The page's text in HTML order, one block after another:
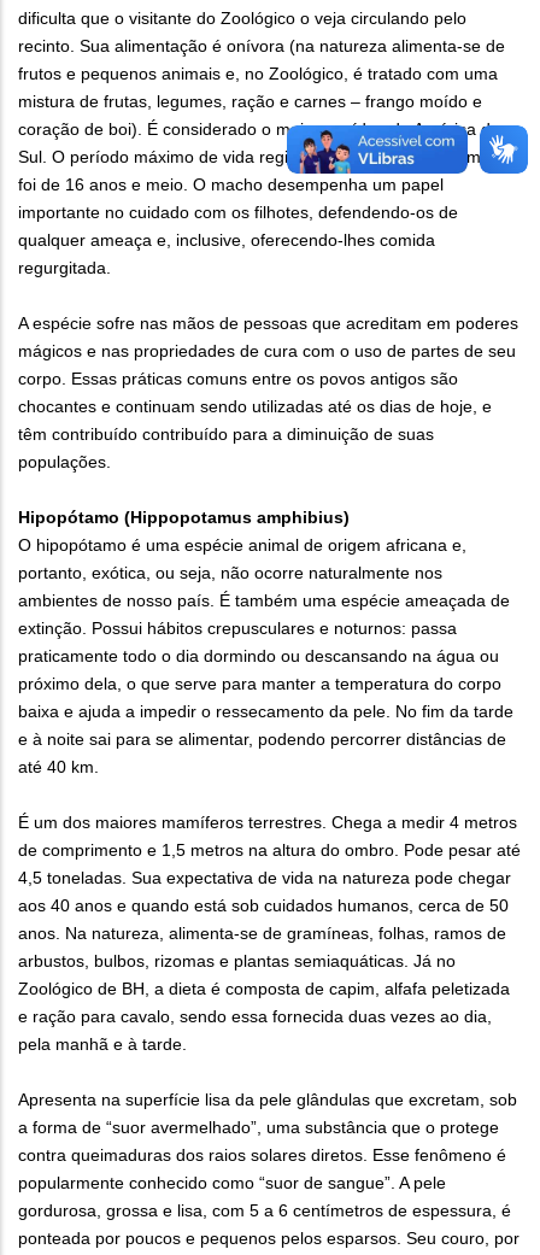
dificulta que o visitante do Zoológico o veja circulando pelo
recinto. Sua alimentação é onívora (na natureza alimenta-se de
frutos e pequenos animais e, no Zoológico, é tratado com uma
mistura de frutas, legumes, ração e carnes – frango moído e
coração de boi). É considerado o maior canídeo da América do
Sul. O período máximo de vida registrado sob cuidados humanos
foi de 16 anos e meio. O macho desempenha um papel
importante no cuidado com os filhotes, defendendo-os de
qualquer ameaça e, inclusive, oferecendo-lhes comida
regurgitada.
A espécie sofre nas mãos de pessoas que acreditam em poderes
mágicos e nas propriedades de cura com o uso de partes de seu
corpo. Essas práticas comuns entre os povos antigos são
chocantes e continuam sendo utilizadas até os dias de hoje, e
têm contribuído contribuído para a diminuição de suas
populações.
Hipopótamo (Hippopotamus amphibius)
O hipopótamo é uma espécie animal de origem africana e,
portanto, exótica, ou seja, não ocorre naturalmente nos
ambientes de nosso país. É também uma espécie ameaçada de
extinção. Possui hábitos crepusculares e noturnos: passa
praticamente todo o dia dormindo ou descansando na água ou
próximo dela, o que serve para manter a temperatura do corpo
baixa e ajuda a impedir o ressecamento da pele. No fim da tarde
e à noite sai para se alimentar, podendo percorrer distâncias de
até 40 km.
É um dos maiores mamíferos terrestres. Chega a medir 4 metros
de comprimento e 1,5 metros na altura do ombro. Pode pesar até
4,5 toneladas. Sua expectativa de vida na natureza pode chegar
aos 40 anos e quando está sob cuidados humanos, cerca de 50
anos. Na natureza, alimenta-se de gramíneas, folhas, ramos de
arbustos, bulbos, rizomas e plantas semiaquáticas. Já no
Zoológico de BH, a dieta é composta de capim, alfafa peletizada
e ração para cavalo, sendo essa fornecida duas vezes ao dia,
pela manhã e à tarde.
Apresenta na superfície lisa da pele glândulas que excretam, sob
a forma de “suor avermelhado”, uma substância que o protege
contra queimaduras dos raios solares diretos. Esse fenômeno é
popularmente conhecido como “suor de sangue”. A pele
gordurosa, grossa e lisa, com 5 a 6 centímetros de espessura, é
ponteada por poucos e pequenos pelos esparsos. Seu couro, por